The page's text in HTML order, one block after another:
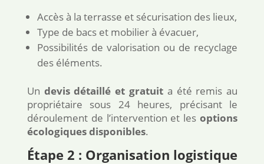
Accès à la terrasse et sécurisation des lieux,
Type de bacs et mobilier à évacuer,
Possibilités de valorisation ou de recyclage
des éléments.
Un devis détaillé et gratuit a été remis au
propriétaire sous 24 heures, précisant le
déroulement de l’intervention et lesoptions
écologiques disponibles.
Étape 2 : Organisation logistique